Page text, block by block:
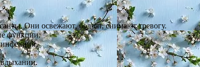
Они освежают, бодрят, снимают тревогу.
функции.
инфекций.